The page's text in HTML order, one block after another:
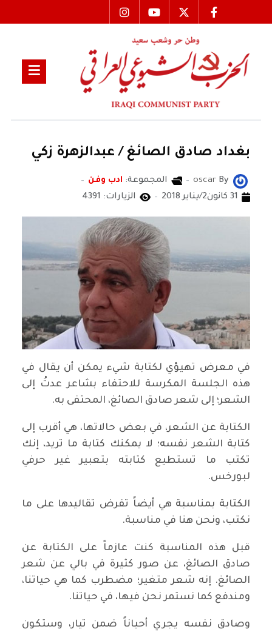
بغداد صادق الصائغ / عبدالزهرة زكي
By
oscar المجموعة: ادب وفن
31 كانون2/يناير 2018
الزيارات: 4391
في معرض تهيؤي لكتابة شيء يمكن أن يقال في
هذه الجلسة المكرسة للاحتفاء بشاعر عدتُ إلى
الشعر؛ إلى شعر صادق الصائغ، المحتفى به.
الكتابة عن الشعر، في بعض حالاتها، هي أقرب إلى
كتابة الشعر نفسه؛ لا يمكنك كتابة ما تريد، إنك
تكتب ما تستطيع كتابته بتعبير غير حرفي
لبورخس.
الكتابة بمناسبة هي أيضاً تفرض تقاليدها على ما
نكتب، ونحن هنا في مناسبة.
قبل هذه المناسبة كنت عازماً على الكتابة عن
صادق الصائغ، عن صور كثيرة في بالي عن شعر
الصائغ. إنه شعر متغير؛ مضطرب كما هي حياتنا،
ومندفع كما نستمر نحن فيها، في حياتنا.
وصادق نفسه يجري أحياناً ضمن تيار، وستكون